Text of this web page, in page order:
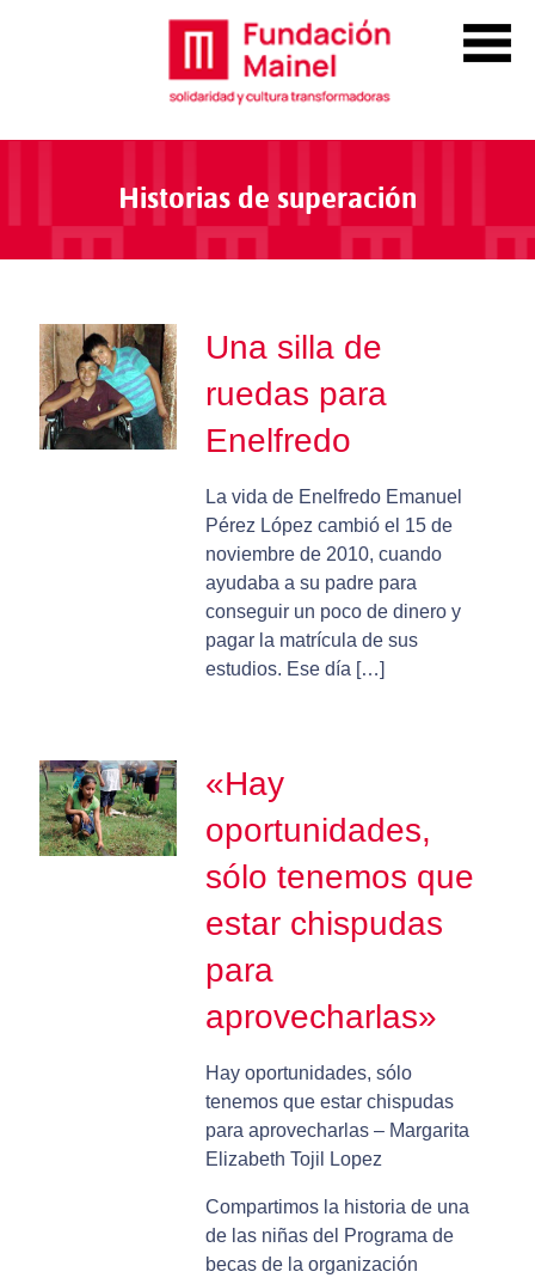
Historias de superación
Una silla de
ruedas para
Enelfredo
La vida de Enelfredo Emanuel
Pérez López cambió el 15 de
noviembre de 2010, cuando
ayudaba a su padre para
conseguir un poco de dinero y
pagar la matrícula de sus
estudios. Ese día […]
«Hay
oportunidades,
sólo tenemos que
estar chispudas
para
aprovecharlas»
Hay oportunidades, sólo
tenemos que estar chispudas
para aprovecharlas – Margarita
Elizabeth Tojil Lopez
Compartimos la historia de una
de las niñas del Programa de
becas de la organización